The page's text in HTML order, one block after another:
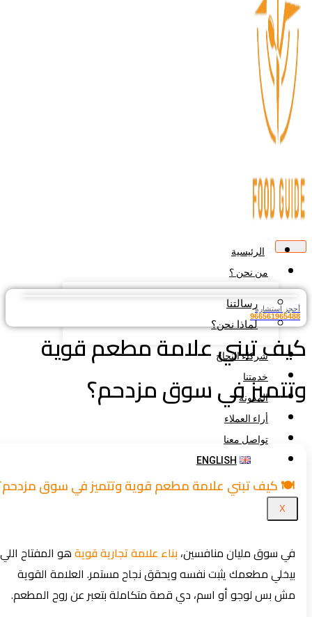
الرئيسية
من نحن ؟
رسالتنا
لماذا نحن؟
شركاء النجاح
خدمتنا
المدونة
أراء العملاء
تواصل معنا
ENGLISH
استشارة
تبني علامة مطعم قوية
في سوق مزدحم؟
🍽️ كيف تبني علامة مطعم قوية وتتميز في سوق مزدحم؟
في سوق مليان منافسين،بناء علامة تجارية قويةهو المفتاح اللي
بيخلي مطعمك يثبت نفسه ويحقق نجاح مستمر. العلامة القوية
مش بس لوجو أو اسم، دي قصة متكاملة بتعبر عن روح المطعم.